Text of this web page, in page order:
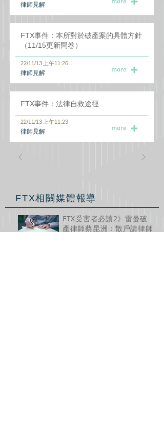
​律師見解
FTX事件：本所對於破產案的具體方針
（11/15更新問卷）
22/11/13 上午11:26
​律師見解
FTX事件：法律自救途徑
22/11/13 上午11:23
​律師見解
FTX相關媒體報導
FTX受害者必讀2》雷曼破
產律師蔡昆洲：散戶請律師